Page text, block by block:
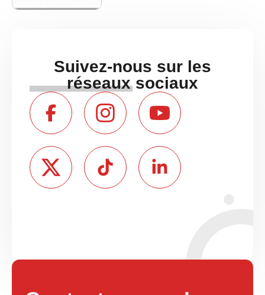
Suivez-nous sur les
réseaux sociaux